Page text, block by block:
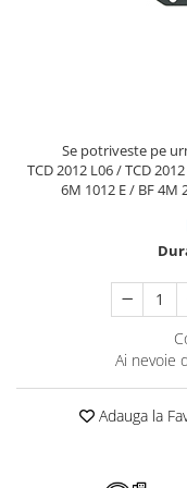
Grupuri conice
Convertizoare
Roti teren accidentat
Piese ZF
Piese Dana Spicer
Piese Bobcat
Se potriveste pe
TCD 2012 L06 / TCD
6M 1012 E / BF 4M
Ai nevoie
Adauga la